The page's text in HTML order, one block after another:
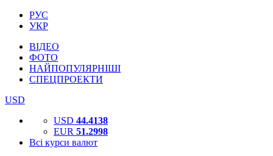
РУС
УКР
ВІДЕО
ФОТО
НАЙПОПУЛЯРНІШІ
СПЕЦПРОЕКТИ
USD
USD 44.4138
EUR 51.2998
Всі курси валют